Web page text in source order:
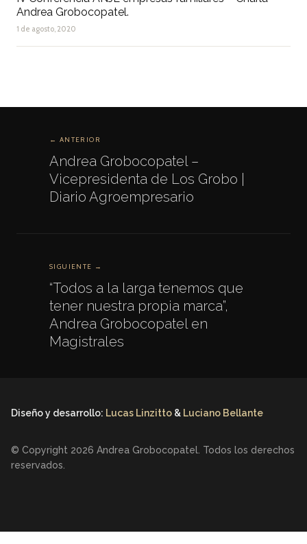
Andrea Grobocopatel.
1 de agosto, 2020
← ANTERIOR
Andrea Grobocopatel –
Vicepresidenta de Los Grobo |
Diario Agroempresario
SIGUIENTE →
“Todos a la larga tenemos que
tener nuestra propia marca”,
Andrea Grobocopatel en
Magistrales
Diseño y desarrollo: Lucas Linzitto & Luciano Bellante
© Copyright 2026 Andrea Grobocopatel. Todos los derechos
reservados.